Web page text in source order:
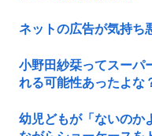
ネットの広告が気持
小野田紗栞ってスーパ
れる可能性あったよな
幼児どもが「ないのか